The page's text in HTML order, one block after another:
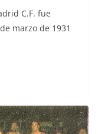
C.F. fue
marzo de 1931